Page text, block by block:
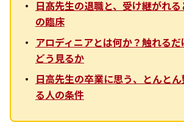
日髙先生の退職と、受け継がれ
の臨床
アロディニアとは何か？触れる
どう見るか
日高先生の卒業に思う、とんと
る人の条件